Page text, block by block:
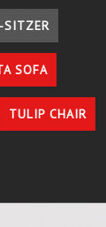
SITZER
SOFA
TULIP CHAIR